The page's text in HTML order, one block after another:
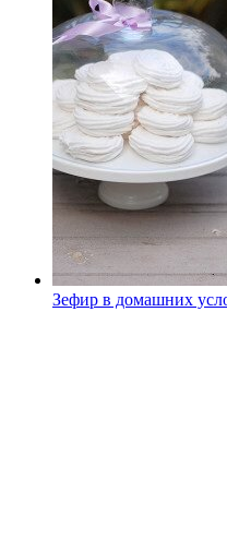
Зефир в домашних